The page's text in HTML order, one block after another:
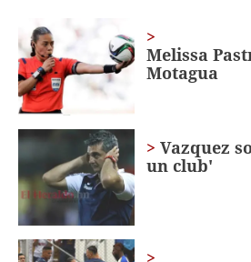
48
seconds
Volume
0%
Melissa
Motagua
Vazquez
un club'